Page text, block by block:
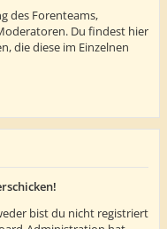
des Forenteams,
Du findest hier
die diese im Einzelnen
bist du nicht registriert